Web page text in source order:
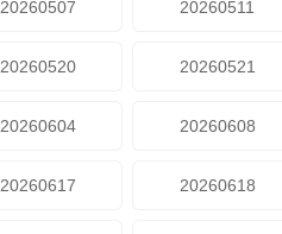
20260507 20260511
20260520 20260521
20260604 20260608
20260617 20260618